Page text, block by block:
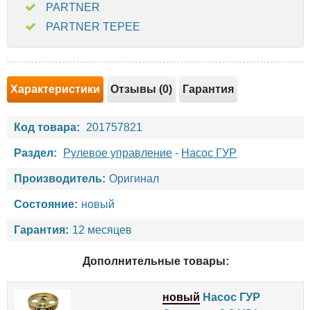
PARTNER
PARTNER TEPEE
Характеристики Отзывы (0) Гарантия
Код товара: 201757821
Раздел: Рулевое управление - Насос ГУР
Производитель: Оригинал
Состояние: новый
Гарантия: 12 месяцев
Дополнительные товары:
новый Насос ГУР